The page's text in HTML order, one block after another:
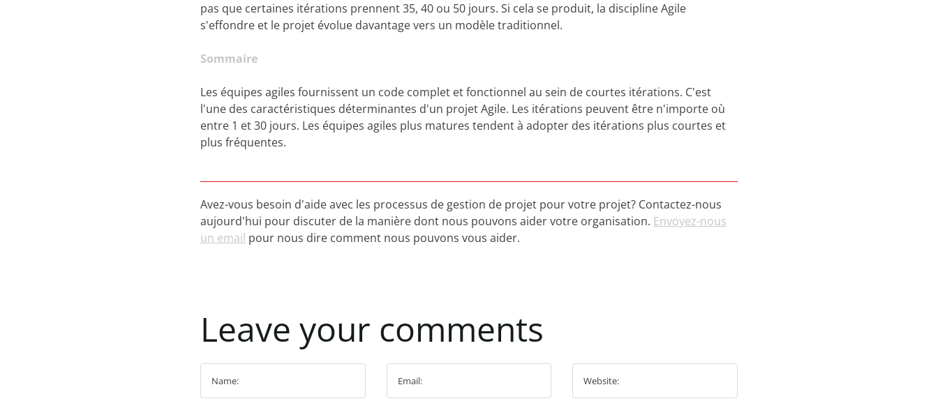
pas que certaines itérations prennent 35, 40 ou 50 jours. Si cela se produit, la discipline Agile
s'effondre et le projet évolue davantage vers un modèle traditionnel.
Sommaire
Les équipes agiles fournissent un code complet et fonctionnel au sein de courtes itérations. C'est
l'une des caractéristiques déterminantes d'un projet Agile. Les itérations peuvent être n'importe où
entre 1 et 30 jours. Les équipes agiles plus matures tendent à adopter des itérations plus courtes et
plus fréquentes.
Avez-vous besoin d'aide avec les processus de gestion de projet pour votre projet? Contactez-nous
aujourd'hui pour discuter de la manière dont nous pouvons aider votre organisation. Envoyez-nous
un email pour nous dire comment nous pouvons vous aider.
Leave your comments